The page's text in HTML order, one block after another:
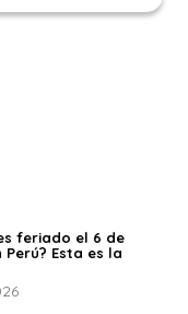
feriado el 6 de
Esta es la